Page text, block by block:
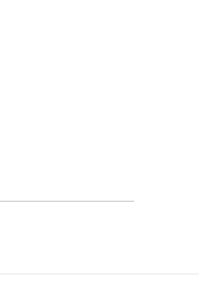
ます。